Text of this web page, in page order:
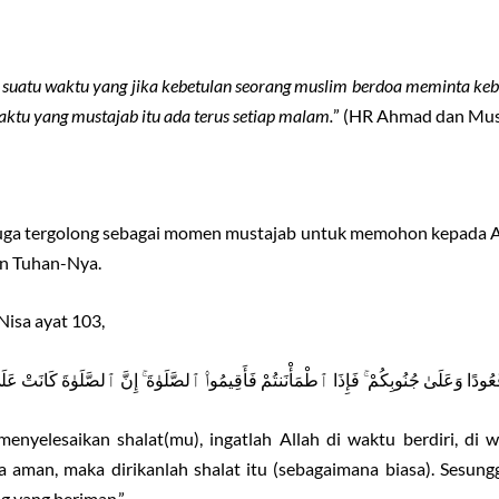
waktu yang jika kebetulan seorang muslim berdoa meminta
yang mustajab itu ada terus setiap malam. ” (HR Ahmad dan
tergolong sebagai momen mustajab untuk memohon kepada
Tuhan-Nya.
ayat 103,
وَعَلَىٰ جُنُوبِكُمْ ۚ فَإِذَا ٱطْمَأْنَنتُمْ فَأَقِيمُوا۟ ٱلصَّلَوٰةَ ۚ إِنَّ ٱلصَّلَوٰةَ كَانَتْ
shalat(mu), ingatlah Allah di waktu berdiri, di
maka dirikanlah shalat itu (sebagaimana biasa).